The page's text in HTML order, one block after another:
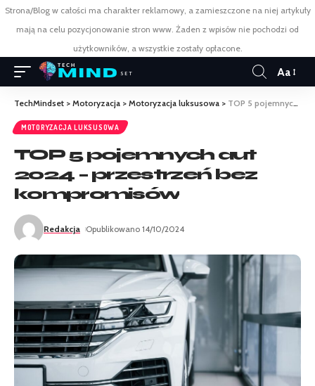
Strona/Blog w całości ma charakter reklamowy, a zamieszczone na niej artykuły
mają na celu pozycjonowanie stron www. Żaden z wpisów nie pochodzi od
użytkowników, a wszystkie zostały opłacone.
Aa
TechMindset > Motoryzacja > Motoryzacja luksusowa > TOP 5 pojemnych aut 2024 – przestrzeń bez kompromisów
MOTORYZACJA LUKSUSOWA
TOP 5 pojemnych aut
2024 – przestrzeń bez
kompromisów
Redakcja Opublikowano 14/10/2024